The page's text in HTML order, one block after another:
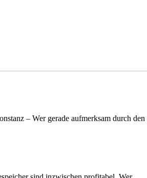
– Wer gerade aufmerksam durch